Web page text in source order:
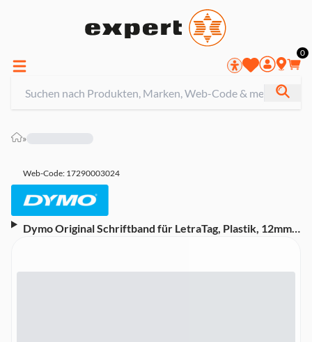
0
»
Web-Code: 17290003024
Dymo Original Schriftband für LetraTag, Plastik, 12mm x